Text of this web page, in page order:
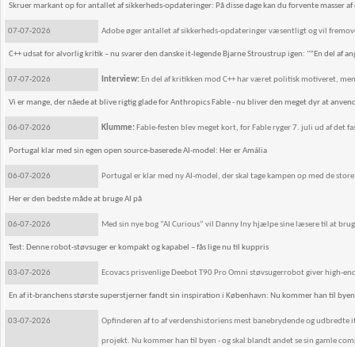
Skruer markant op for antallet af sikkerheds-opdateringer: På disse dage kan du forvente masser af
07-07-2026 Adobe øger antallet af sikkerheds-opdateringer væsentligt og vil
C++ udsat for alvorlig kritik – nu svarer den danske it-legende Bjarne Stroustrup igen: "”En del af
07-07-2026 Interview: En del af kritikken mod C++ har været politisk motiveret,
Vi er mange, der nåede at blive rigtig glade for Anthropics Fable - nu bliver den meget dyr at
06-07-2026 Klumme: Fable-festen blev meget kort, for Fable ryger 7. juli ud af det
Portugal klar med sin egen open source-baserede AI-model: Her er Amália
06-07-2026 Portugal er klar med ny AI-model, der skal tage kampen op med de
Her er den bedste måde at bruge AI på
06-07-2026 Med sin nye bog ”AI Curious” vil Danny Iny hjælpe sine læsere til at
Test: Denne robot-støvsuger er kompakt og kapabel – fås lige nu til kuppris
03-07-2026 Ecovacs prisvenlige Deebot T90 Pro Omni støvsugerrobot giver high-
En af it-branchens største superstjerner fandt sin inspiration i København: Nu kommer han til
03-07-2026 Opfinderen af to af verdenshistoriens mest banebrydende og
projekt. Nu kommer han til byen - og skal blandt andet se sin gamle